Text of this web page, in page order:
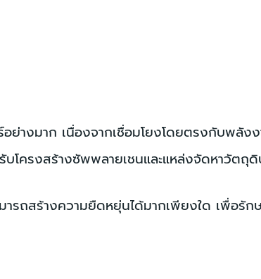
งมาก เนื่องจากเชื่อมโยงโดยตรงกับพลังง
โครงสร้างซัพพลายเชนและแหล่งจัดหาวัต
ถสร้างความยืดหยุ่นได้มากเพียงใด เพื่อรัก